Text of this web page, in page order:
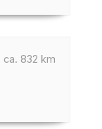
ca. 832 km